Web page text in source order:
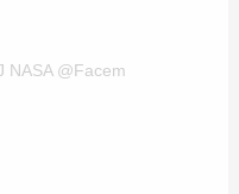
NASA @Facem